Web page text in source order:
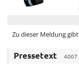
Louis Vuitton
Zu dieser Meldung gibt
Pressetext 4007